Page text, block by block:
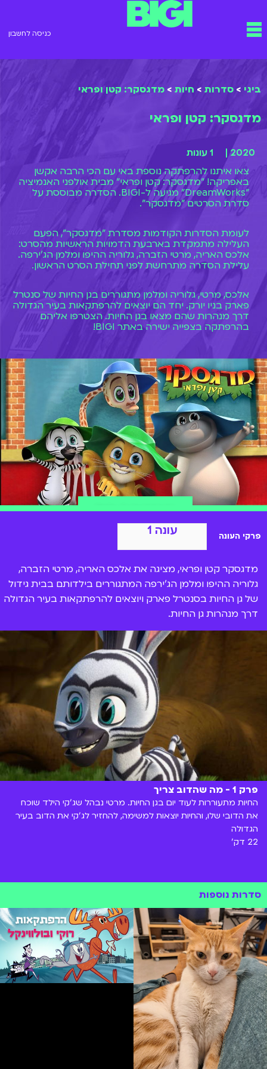
תפריט כניסה לחשבון
ביגי > סדרות > חיות > מדגסקר: קטן ופראי
מדגסקר: קטן ופראי
2020 |
1 עונות
צאו איתנו להרפתקה נוספת באי עם הכי הרבה אקשן
באפריקה! "מדגסקר: קטן ופראי" מבית אולפני האנמיציה
"DreamWorks" מגיעה ל-BIGI. הסדרה מבוססת על
סדרת הסרטים "מדגסקר".
לעומת הסדרות הקודמות מסדרת "מדגסקר", הפעם
העלילה מתמקדת בארבעת הדמויות הראשיות מהסרט:
אלכס האריה, מרטי הזברה, גלוריה ההיפו ומלמן הג'ירפה.
עלילת הסדרה מתרחשת לפני תחילת הסרט הראשון.
אלכס, מרטי, גלוריה ומלמן מתגוררים בגן החיות של סנטרל
פארק בניו יורק. יחד הם יוצאים להרפתקאות בעיר הגדולה
דרך מנהרות שהם מצאו בגן החיות. הצטרפו אליהם
בהרפתקה בצפייה ישירה באתר BIGI!
הצטרפות ל-BIGI
פרקי העונה עונה 1
מדגסקר קטן ופראי, מציגה את אלכס האריה, מרטי הזברה,
גלוריה ההיפו ומלמן הג'ירפה המתגוררים בילדותם בבית גידול
של גן החיות בסנטרל פארק ויוצאים להרפתקאות בעיר הגדולה
דרך מנהרות גן החיות.
פרק 1 - מה שהדוב צריך
החיות מתעוררות לעוד יום בגן החיות. מרטי נבהל שג'קי הילד שוכח
את הדובי שלו, והחיות יוצאות למשימה, להחזיר לג'קי את הדוב בעיר
הגדולה
22 דק'
סדרות נוספות